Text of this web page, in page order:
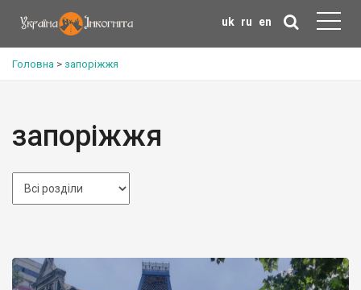
uk ru en
Головна > запоріжжя
запоріжжя